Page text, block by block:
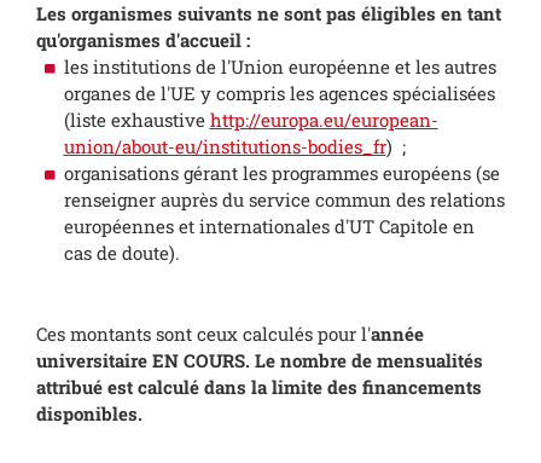
Les organismes suivants ne sont pas éligibles en tant
qu'organismes d'accueil :
les institutions de l'Union européenne et les autres
organes de l'UE y compris les agences spécialisées
(liste exhaustive http://europa.eu/european-
union/about-eu/institutions-bodies_fr) ;
organisations gérant les programmes européens (se
renseigner auprès du service commun des relations
européennes et internationales d'UT Capitole en
cas de doute).
Ces montants sont ceux calculés pour l'année
universitaire EN COURS. Le nombre de mensualités
attribué est calculé dans la limite des financements
disponibles.